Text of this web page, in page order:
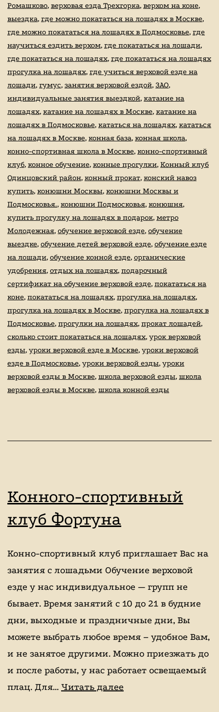
Ромашково, верховая езда Трехгорка, верхом на коне,
выездка, где можно покататься на лошадях в Москве,
где можно покататься на лошадях в Подмосковье, где
научиться ездить верхом, где покататься на лошади,
где покататься на лошадях, где покататься на лошадях
прогулка на лошадях, где учиться верховой езде на
лошади, гумус, занятия верховой ездой, ЗАО,
индивидуальные занятия выездкой, катание на
лошадях, катание на лошадях в Москве, катание на
лошадях в Подмосковье, кататься на лошадях, кататься
на лошадях в Москве, конная база, конная школа,
конно-спортивная школа в Москве, конно-спортивный
клуб, конное обучение, конные прогулки, Конный клуб
Одинцовский район, конный прокат, конский навоз
купить, конюшни Москвы, конюшни Москвы и
Подмосковья., конюшни Подмосковья, конюшня,
купить прогулку на лошадях в подарок, метро
Молодежная, обучение верховой езде, обучение
выездке, обучение детей верховой езде, обучение езде
на лошади, обучение конной езде, органические
удобрения, отдых на лошадях, подарочный
сертификат на обучение верховой езде, покататься на
коне, покататься на лошадях, прогулка на лошадях,
прогулка на лошадях в Москве, прогулка на лошадях в
Подмосковье, прогулки на лошадях, прокат лошадей,
сколько стоит покататься на лошадях, урок верховой
езды, уроки верховой езде в Москве, уроки верховой
езде в Подмосковье, уроки верховой езды, уроки
верховой езды в Москве, школа верховой езды, школа
верховой езды в Москве, школа конной езды
Конного-спортивный
клуб Фортуна
Конно-спортивный клуб приглашает Вас на
занятия с лошадьми Обучение верховой
езде у нас индивидуальное — групп не
бывает. Время занятий с 10 до 21 в будние
дни, выходные и праздничные дни, Вы
можете выбрать любое время – удобное Вам,
и не занятое другими. Можно приезжать до
и после работы, у нас работает освещаемый
плац. Для… Читать далее